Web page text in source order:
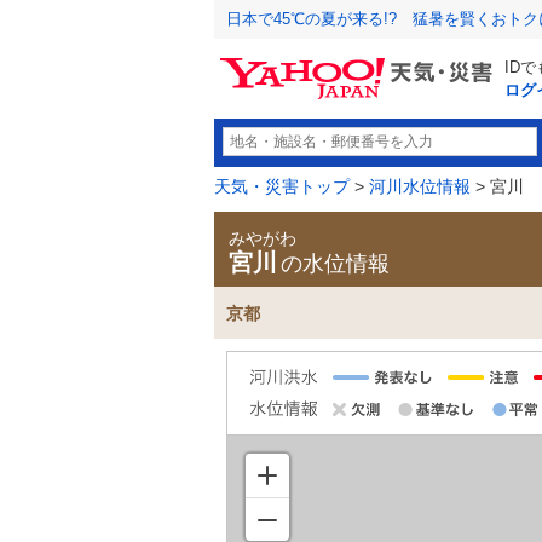
日本で45℃の夏が来る!? 猛暑を賢くおトク
ID
ログ
天気・災害トップ> 河川水位情報 > 宮川
みやがわ
宮川 の水位情報
京都